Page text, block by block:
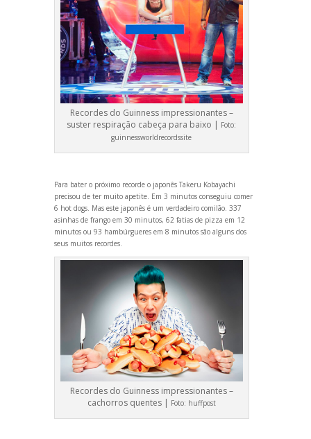
Recordes do Guinness impressionantes –
suster respiração cabeça para baixo | Foto:
guinnessworldrecordssite
Para bater o próximo recorde o japonês Takeru Kobayachi
precisou de ter muito apetite. Em 3 minutos conseguiu comer
6 hot dogs. Mas este japonês é um verdadeiro comilão. 337
asinhas de frango em 30 minutos, 62 fatias de pizza em 12
minutos ou 93 hambúrgueres em 8 minutos são alguns dos
seus muitos recordes.
Recordes do Guinness impressionantes –
cachorros quentes | Foto: huffpost